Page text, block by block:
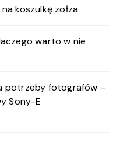
koszulkę zołza
warto w nie
potrzeby fotografów –
Sony-E